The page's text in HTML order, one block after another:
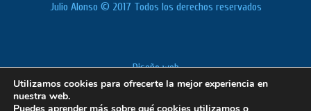
Julio Alonso © 2017 Todos los derechos reservados
Diseño web
Política de cookies
Aviso Legal
Utilizamos cookies para ofrecerte la mejor experiencia en
nuestra web.